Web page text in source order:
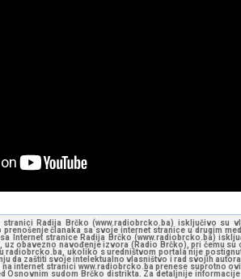
Radija Brčko (www.radiobrcko.ba) isključivo su
članaka sa svoje internet stranice u drugim
Internet stranice Radija Brčko (www.radiobrcko.ba)
obavezno navođenje izvora (Radio Brčko), pri čemu su
radiobrcko.ba, ukoliko s uredništvom portala nije
da zaštiti svoje intelektualno vlasništvo i rad svojih
internet stranici www.radiobrcko.ba prenese suprotno
Osnovnim sudom Brčko distrikta. Za detaljnije